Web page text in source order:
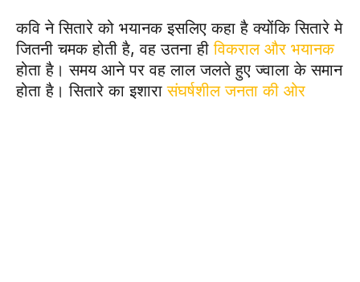
कवि ने सितारे को भयानक इसलिए कहा है क्योंकि सितारे मे
जितनी चमक होती है, वह उतना हीविकराल और भयानक
होता है। समय आने पर वह लाल जलते हुए ज्वाला के समान
होता है। सितारे का इशारासंघर्षशील जनता की ओर